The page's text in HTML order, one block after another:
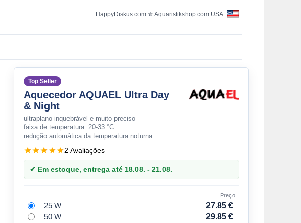
HappyDiskus.com ✮ Aquaristikshop.com USA
Top Seller
Aquecedor AQUAEL Ultra Day
& Night
ultraplano inquebrável e muito preciso
faixa de temperatura: 20-33 °C
redução automática da temperatura noturna
2 Avaliações
✔ Em estoque, entrega até 18.08. - 21.08.
Preço
25 W
27.85 €
50 W
29.85 €